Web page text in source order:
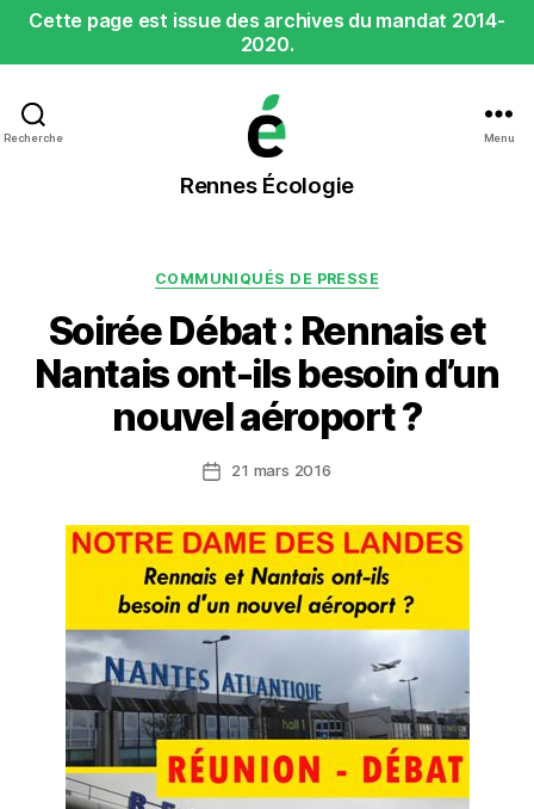
Cette page est issue des archives du mandat 2014-
2020.
Recherche
Rennes
Écologie
Rennes Écologie
Menu
Catégories
COMMUNIQUÉS DE PRESSE
Soirée Débat : Rennais et
Nantais ont-ils besoin d’un
nouvel aéroport ?
Date21 mars 2016